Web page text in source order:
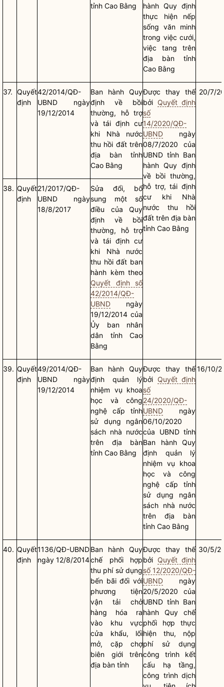
tỉnh Cao Bằng
hành Quy định
thực hiện nếp
sống văn minh
trong việc cưới,
việc tang trên
địa bàn tỉnh
Cao Bằng
37. Quyết
định
42/2014/QĐ-
UBND ngày
19/12/2014
Ban hành Quy
định về bồi
thường, hỗ trợ
và tái định cư
khi Nhà nước
thu hồi đất trên
địa bàntỉnh
Cao Bằng
Được thay thế
bởi Quyết định
số
14/2020/QĐ-
UBND ngày
08/7/2020 của
UBND tỉnh Ban
hành Quy định
về bồi thường,
hỗ trợ, tái định
cư khi Nhà
nước thu hồi
đất trên địa bàn
tỉnh Cao Bằng
20/7/
38. Quyết
định
21/2017/QĐ-
UBND ngày
18/8/2017
Sửa đổi, bổ
sung một số
điều của Quy
định về bồi
thường, hỗ trợ
và tái định cư
khi Nhà nước
thu hồi đất ban
hành kèm theo
Quyết định số
42/2014/QĐ-
UBND ngày
19/12/2014 của
Ủy ban nhân
dân tỉnh Cao
Bằng
39. Quyết
định
49/2014/QĐ-
UBND ngày
19/12/2014
Ban hành Quy
định quản lý
nhiệm vụ khoa
học và công
nghệ cấp tỉnh
sử dụng ngân
sách nhà nước
trên địa bàn
tỉnh Cao Bằng
Được thay thế
bởi Quyết định
số
24/2020/QĐ-
UBND ngày
06/10/2020
của UBND tỉnh
Ban hành Quy
định quản lý
nhiệm vụ khoa
học và công
nghệ cấp tỉnh
sử dụng ngân
sách nhà nước
trên địa bàn
tỉnh Cao Bằng
16/10/
40. Quyết
định
1136/QĐ-UBND
ngày 12/8/2014
Ban hành Quy
chếphối hợp
thu phí sử dụng
bến bãi đối với
phương tiện
vận tải chở
hàng hóa ra
vào khu vực
cửa khẩu, lối
mở, cặp chợ
biên giới trên
địa bàn tỉnh
Được thay thế
bởi Quyết định
số 12/2020/QĐ-
UBND ngày
20/5/2020 của
UBND tỉnh Ban
hành Quy chế
phối hợp thực
hiện thu, nộp
phí sử dụng
công trình kết
cấu hạ tầng,
công trình dịch
30/5/